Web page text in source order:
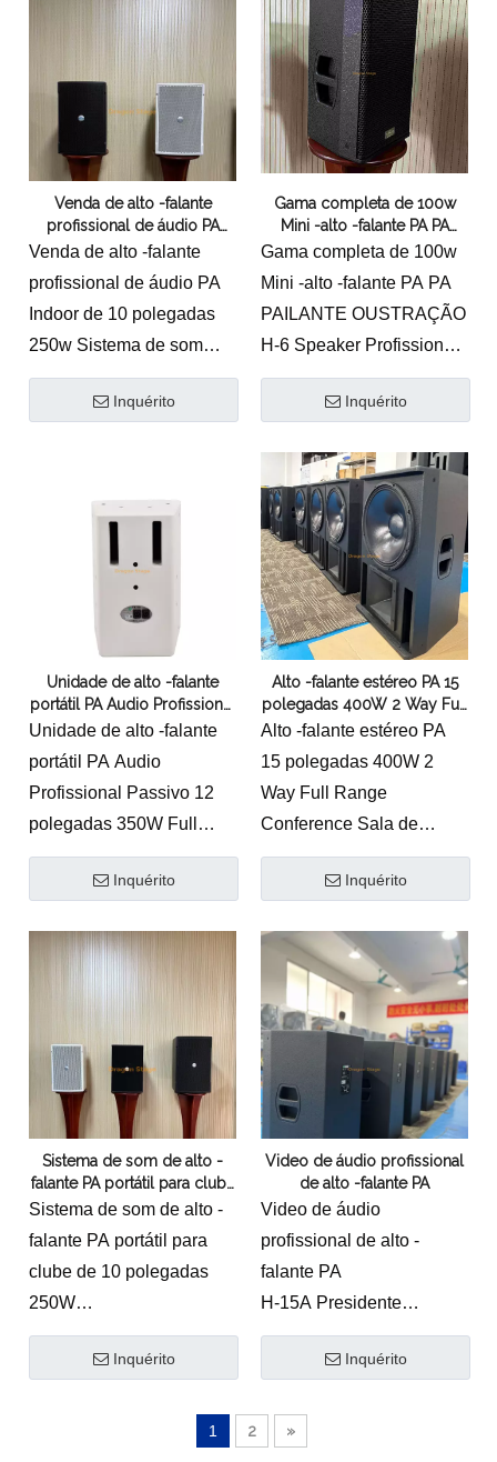
* Design exclusivo com
componentes de motorista
personalizado
* Crossover refinado e
acessórios de ajuste
* Design de grelha sólida,
cobertura suave e
componentes de motorista
personalizado
* Crossover refinado e
acessórios de ajuste
* Instalação horizontal ou
vertical sem girar a buzina
* Amplamente utilizado
Venda de alto -falante
profissional de áudio PA
Indoor de 10 polegadas
portátil alto -falante
Venda de alto -falante
profissional de áudio PA
Indoor de 10 polegadas
250w Sistema de som
portátil alto -falanteT110
Palestrante Profissional
componentes de motorista
personalizado
* Crossover refinado e
acessórios de ajuste
* Instalação horizontal ou
vertical sem girar a buzina
* Amplamente utilizado
para sala de reuniões,
escola, bar ou reforço de
Inquérito
Gama completa de 100w
Mini -alto -falante PA PA
PAILANTE OUSTRAÇÃO
Gama completa de 100w
Mini -alto -falante PA PA
PAILANTE OUSTRAÇÃO
H-6 Speaker Profissional
Recurso:
* Design pequeno e
* Suporte de montagem
de parede em forma de U
equipado
Inquérito
Unidade de alto -falante
portátil PA Audio Profissional
Passivo 12 polegadas 350W
Speaker
Unidade de alto -falante
portátil PA Audio
Profissional Passivo 12
polegadas 350W Full
Range Malfunction
SpeakerPalestrante
Recurso:
componentes de motorista
personalizado
* Crossover refinado e
acessórios de ajuste
* Instalação horizontal ou
vertical sem girar a buzina
* Amplamente utilizado
para sala de reuniões,
Inquérito
Alto -falante estéreo PA 15
polegadas 400W 2 Way Full
Range Conference Sala de
Alto -falante estéreo PA
15 polegadas 400W 2
Way Full Range
Conference Sala de
falantes
H15 Speaker Profissional
* Design exclusivo com
componentes de motorista
personalizado
* Crossover refinado e
acessórios de ajuste
* Design de grelha sólida,
cobertura suave e
uniforme
* Projetado para Evento
Inquérito
Sistema de som de alto -
falante PA portátil para clube
de 10 polegadas 250W
Sistema de som de alto -
falante PA portátil para
clube de 10 polegadas
250W
Inquérito
Video de áudio profissional
de alto -falante PA
Video de áudio
profissional de alto -
falante PA
H-15A Presidente
Profissional
Recurso:
componentes de motorista
Inquérito
1 2 »